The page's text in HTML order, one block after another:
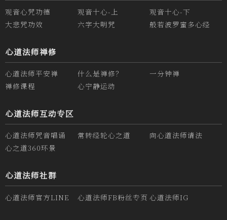
观音心咒功德 观音十心-上
观音十心-下
大悲咒功效
六字大明咒 般若波罗蜜多心经
心道法师禅修
心道法师平安禅 什么是禅修？
一分钟禅
禅修课程
心宁静运动
心道法师互动专区
心道法师咒音唱诵 常转经轮心之道
向心道法师请法
心之道360环景
心道法师社群
心道法师官方LINE 心道法师FB粉丝专页 心道法师IG